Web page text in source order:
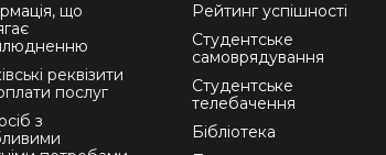
що
реквізити
послуг
з
Рейтинг успішності
Студентське
самоврядування
Студентське
телебачення
Бібліотека